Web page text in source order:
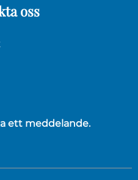
oss
ett meddelande.